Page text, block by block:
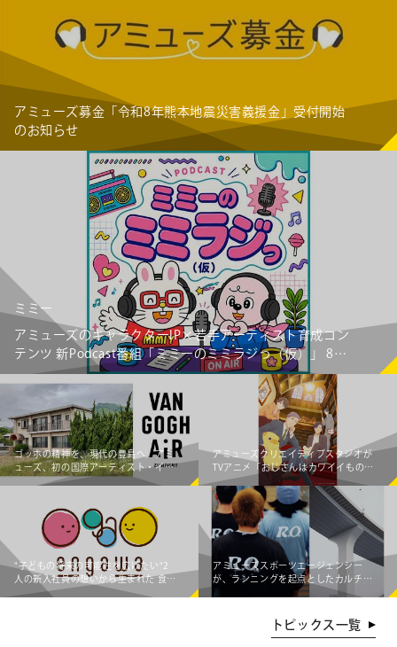
アミューズ募金「令和8年熊本地震災害義援金」受付開始
のお知らせ
ミミー
アミューズのキャラクターIP×若手アーティスト育成コン
テンツ 新Podcast番組「ミミーのミミラジっ（仮）」 8月
6日（木）より配信スタート！
ゴッホの精神を、現代の豊島へ。アミ
ューズ、初の国際アーティスト・イ
ン・レジデンス「Van Gogh AiR -
手アーティスト3組が豊島の暮らしと
交差し、新たな価値を創造する～
アミューズクリエイティブスタジオが
TVアニメ「おじさんはカワイイものが
お好き。」をプロデュース
"子どもの将来の可能性を広げたい"2
人の新入社員の想いから生まれた 食事
×エンタメ体験支援企画「engawa 夏
アミューズスポーツエージェンシー
が、ランニングを起点としたカルチャ
ークリエイティブプロダクショ
トピックス一覧